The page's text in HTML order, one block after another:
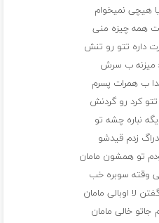
هیچی نمیخوام
همه چیزه منی
داره تتو رو تنش
ب همرات پسرم
کرد رو‌ گردنش
نباره چشه تو
زدم قیدشو
تو همشون مامان
وقته سوبره خب
لا اوبالی مامان
جاتو خالی مامان